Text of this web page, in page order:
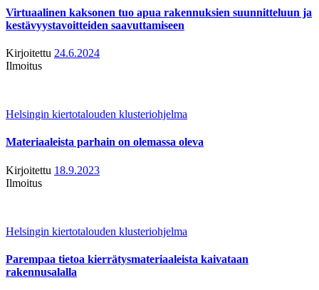
Virtuaalinen kaksonen tuo apua rakennuksien suunnitteluun ja
kestävyystavoitteiden saavuttamiseen
Kirjoitettu 24.6.2024
Ilmoitus
Helsingin kiertotalouden klusteriohjelma
Materiaaleista parhain on olemassa oleva
Kirjoitettu 18.9.2023
Ilmoitus
Helsingin kiertotalouden klusteriohjelma
Parempaa tietoa kierrätysmateriaaleista kaivataan
rakennusalalla